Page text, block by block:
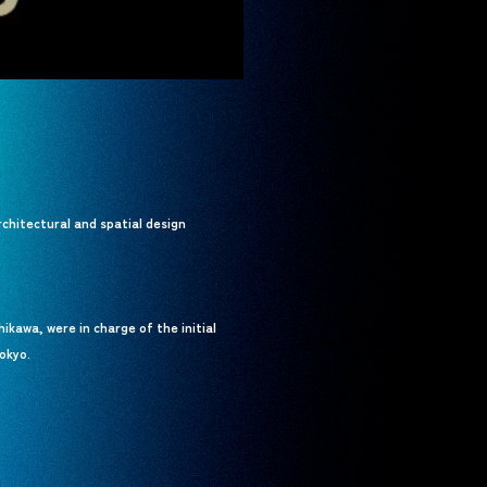
and spatial design
were in charge of the initial